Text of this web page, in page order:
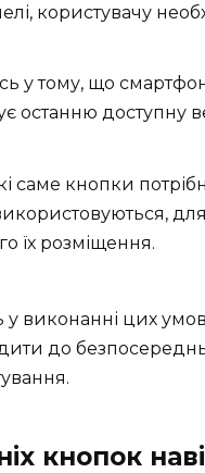
користувачу
у тому, що
останню доступну
саме кнопки
для
їх розміщення.
виконанні цих
до
кнопок